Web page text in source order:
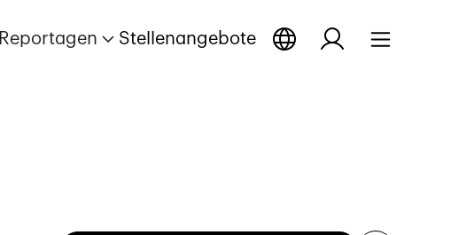
Reportagen Stellenangebote